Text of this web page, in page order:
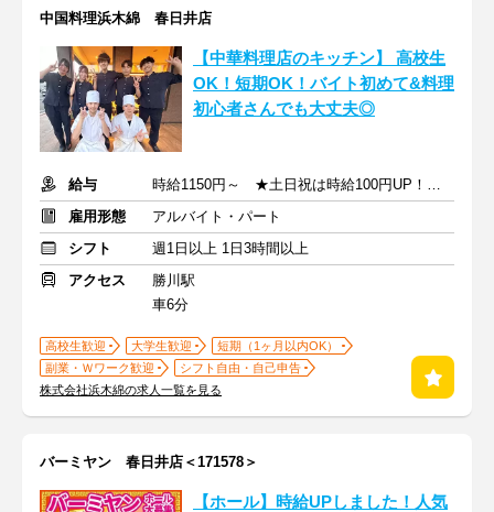
中国料理浜木綿 春日井店
【中華料理店のキッチン】 ⾼校⽣
OK！短期OK！バイト初めて&料理
初心者さんでも⼤丈夫◎
給与
時給1150円～ ★土日祝は時給100円UP！ ★高校生も同時給！
雇用形態
アルバイト・パート
シフト
週1日以上 1日3時間以上
アクセス
勝川駅
車6分
高校生歓迎 大学生歓迎
短期（1ヶ月以内OK）
副業・Ｗワーク歓迎
シフト自由・自己申告
株式会社浜木綿の求人一覧を見る
バーミヤン 春日井店＜171578＞
【ホール】時給UPしました！人気